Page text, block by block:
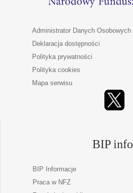
Administrator Danych Osobowych
Deklaracja dostępności
Polityka prywatności
Polityka cookies
Mapa serwisu
BIP info
BIP Informacje
Praca w NFZ